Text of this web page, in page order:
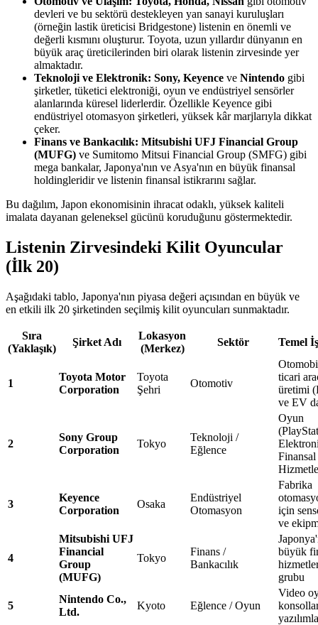
devleri ve bu sektörü destekleyen yan sanayi kuruluşları
(örneğin lastik üreticisi Bridgestone) listenin en önemli ve
değerli kısmını oluşturur. Toyota, uzun yıllardır dünyanın en
büyük araç üreticilerinden biri olarak listenin zirvesinde yer
almaktadır.
Teknoloji ve Elektronik: Sony, Keyence ve Nintendo gibi
şirketler, tüketici elektroniği, oyun ve endüstriyel sensörler
alanlarında küresel liderlerdir. Özellikle Keyence gibi
endüstriyel otomasyon şirketleri, yüksek kâr marjlarıyla dikkat
çeker.
Finans ve Bankacılık: Mitsubishi UFJ Financial Group
(MUFG) ve Sumitomo Mitsui Financial Group (SMFG) gibi
mega bankalar, Japonya'nın ve Asya'nın en büyük finansal
holdingleridir ve listenin finansal istikrarını sağlar.
Bu dağılım, Japon ekonomisinin ihracat odaklı, yüksek kaliteli
imalata dayanan geleneksel gücünü koruduğunu göstermektedir.
Listenin Zirvesindeki Kilit Oyuncular
(İlk 20)
Aşağıdaki tablo, Japonya'nın piyasa değeri açısından en büyük ve
en etkili ilk 20 şirketinden seçilmiş kilit oyuncuları sunmaktadır.
Sıra
(Yaklaşık)
Şirket Adı
Lokasyon
(Merkez)
Sektör Temel
1
Toyota Motor
Corporation
Toyota
Şehri
Otomotiv
ticari
üretimi
ve EV
2
Sony Group
Corporation
Tokyo
Teknoloji /
Eğlence
Oyun
Finansal
3
Keyence
Corporation
Osaka
Endüstriyel
Otomasyon
Fabrika
için
ve
4
Mitsubishi UFJ
Financial
Group
(MUFG)
Tokyo
Finans /
Bankacılık
büyük
grubu
5
Nintendo Co.,
Ltd.
Kyoto Eğlence / Oyun
Video